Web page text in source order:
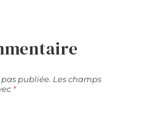
publiée. Les champs
*